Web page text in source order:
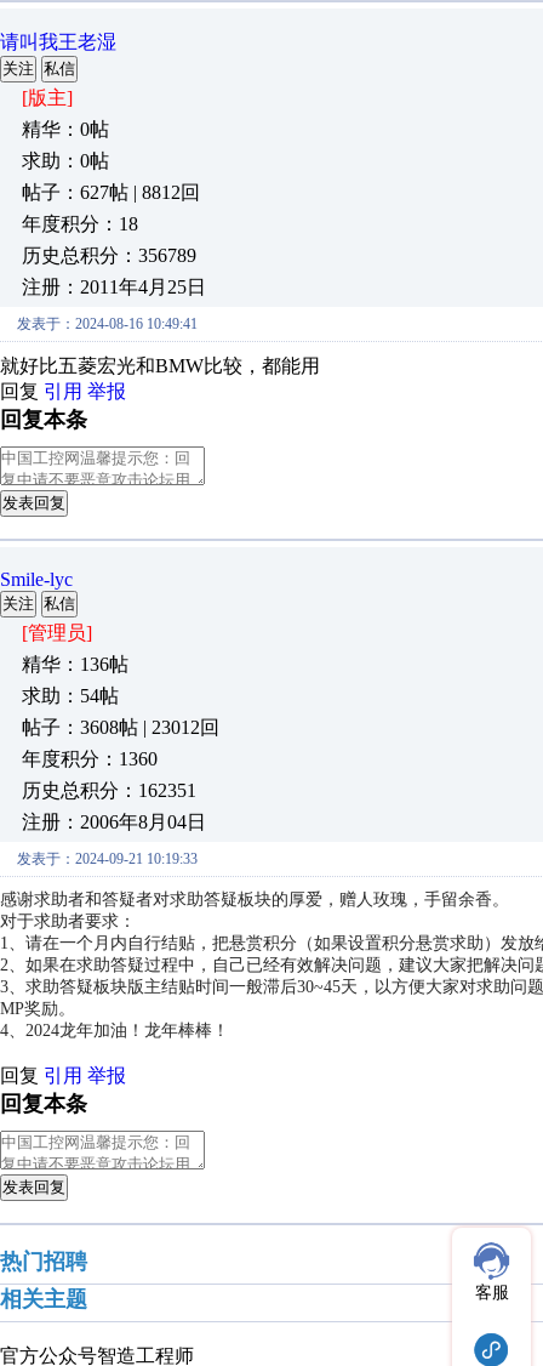
请叫我王老湿
关注 私信
[版主]
精华：0帖
求助：0帖
帖子：627帖 | 8812回
年度积分：18
历史总积分：356789
注册：2011年4月25日
发表于：2024-08-16 10:49:41
就好比五菱宏光和BMW比较，都能用
回复 引用 举报
回复本条
发表回复
Smile-lyc
关注 私信
[管理员]
精华：136帖
求助：54帖
帖子：3608帖 | 23012回
年度积分：1360
历史总积分：162351
注册：2006年8月04日
发表于：2024-09-21 10:19:33
感谢求助者和答疑者对求助答疑板块的厚爱，赠人玫瑰，手留余香。
对于求助者要求：
1、请在一个月内自行结贴，把悬赏积分（如果设置积分悬赏求助）发放
2、如果在求助答疑过程中，自己已经有效解决问题，建议大家把解决
3、求助答疑板块版主结贴时间一般滞后30~45天，以方便大家对求助
MP奖励。
4、2024龙年加油！龙年棒棒！
回复 引用 举报
回复本条
发表回复
热门招聘
相关主题
官方公众号智造工程师
客服